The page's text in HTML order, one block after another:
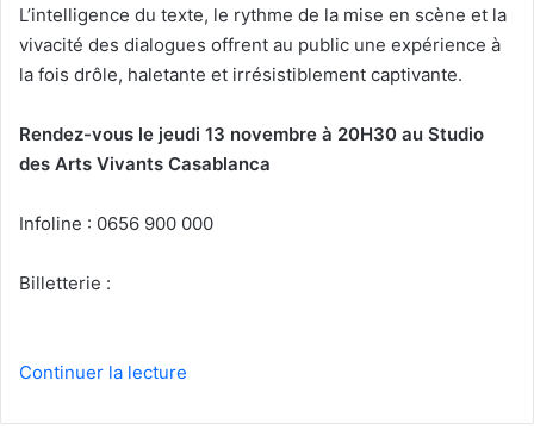
L’intelligence du texte, le rythme de la mise en scène et la
vivacité des dialogues offrent au public une expérience à
la fois drôle, haletante et irrésistiblement captivante.
Rendez-vous le jeudi 13 novembre à 20H30 au Studio
des Arts Vivants Casablanca
Infoline : 0656 900 000
Billetterie :
Continuer la lecture